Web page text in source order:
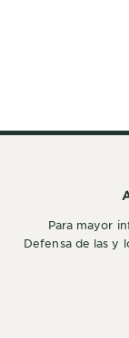
Para mayor
Defensa de las y